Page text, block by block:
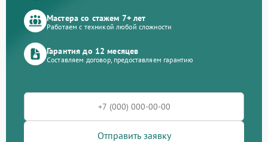
Мастера со стажем 7+ лет
Работаем с техникой любой сложности
Гарантия до 12 месяцев
Составляем договор, предоставляем гарантию
Отправить заявку